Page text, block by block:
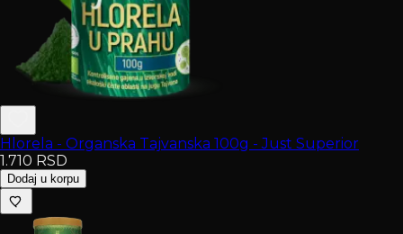
Hlorela - Organska Tajvanska 100g - Just Superior
1.710 RSD
Dodaj u korpu